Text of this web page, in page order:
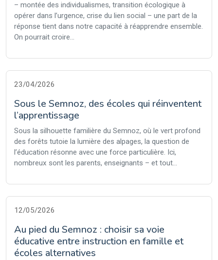
– montée des individualismes, transition écologique à
opérer dans l’urgence, crise du lien social – une part de la
réponse tient dans notre capacité à réapprendre ensemble.
On pourrait croire...
23/04/2026
Sous le Semnoz, des écoles qui réinventent
l’apprentissage
Sous la silhouette familière du Semnoz, où le vert profond
des forêts tutoie la lumière des alpages, la question de
l’éducation résonne avec une force particulière. Ici,
nombreux sont les parents, enseignants – et tout...
12/05/2026
Au pied du Semnoz : choisir sa voie
éducative entre instruction en famille et
écoles alternatives